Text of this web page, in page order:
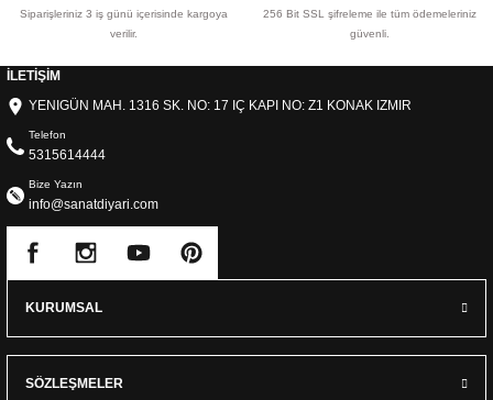
Siparişleriniz 3 iş günü içerisinde kargoya
verilir.
256 Bit SSL şifreleme ile tüm ödemeleriniz
güvenli.
İLETİŞİM
YENIGÜN MAH. 1316 SK. NO: 17 IÇ KAPI NO: Z1 KONAK IZMIR
Telefon
5315614444
Bize Yazın
info@sanatdiyari.com
KURUMSAL
SÖZLEŞMELER